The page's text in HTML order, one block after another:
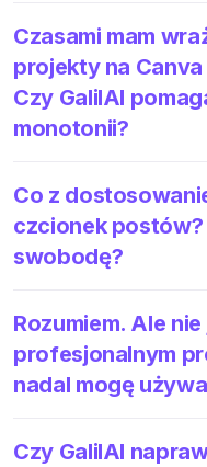
Czasami mam
projekty na
Czy GalilAI
monotonii?
Co z
czcionek postów?
swobodę?
Rozumiem. Ale
profesjonalnym
nadal mogę
Czy GalilAI